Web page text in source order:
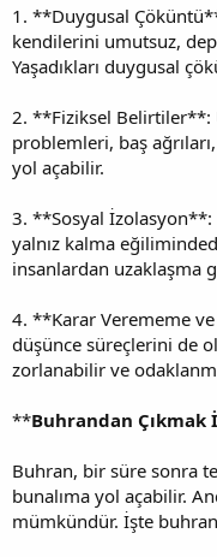
1. **Duygusal
kendilerini umutsuz,
Yaşadıkları duygusal
2. **Fiziksel Belirtiler**:
problemleri, baş
yol açabilir.
3. **Sosyal
yalnız kalma
insanlardan uzaklaşma
4. **Karar Verememe
düşünce süreçlerini de
zorlanabilir ve
**Buhrandan Çıkmak
Buhran, bir süre sonra
bunalıma yol açabilir.
mümkündür. İşte